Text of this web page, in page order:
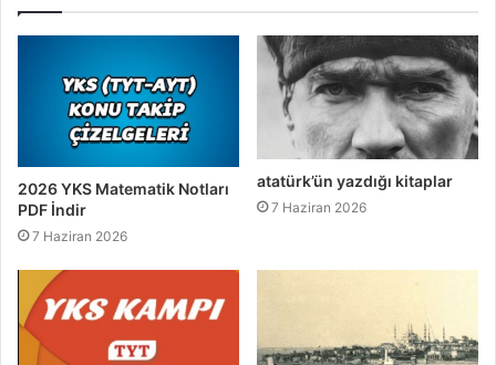
2026 YKS Matematik Notları
PDF İndir
7 Haziran 2026
atatürk’ün yazdığı kitaplar
7 Haziran 2026